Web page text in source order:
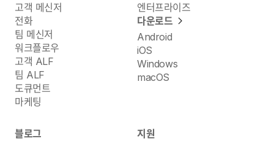
고객 메신저
전화
팀 메신저
워크플로우
고객 ALF
팀 ALF
도큐먼트
마케팅
엔터프라이즈
다운로드
Android
iOS
Windows
macOS
블로그
지원